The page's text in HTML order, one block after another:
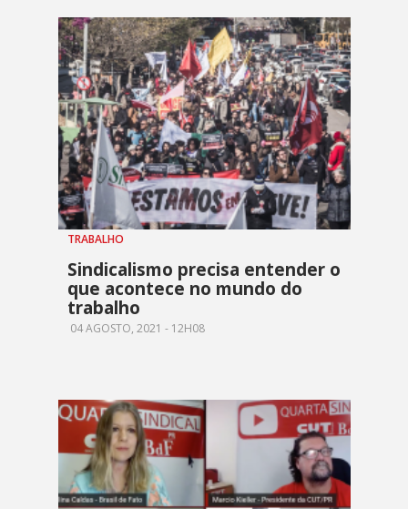
TRABALHO
Sindicalismo precisa entender o
que acontece no mundo do
trabalho
04 AGOSTO, 2021 - 12H08